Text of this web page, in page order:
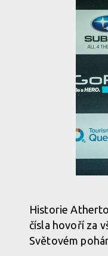
Historie
čísla hovoří za
Světovém